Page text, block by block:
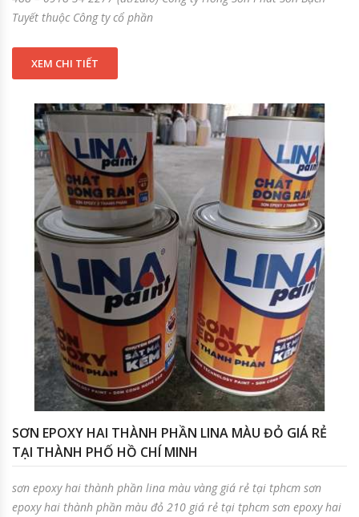
Tuyết thuộc Công ty cổ phần
XEM CHI TIẾT
SƠN EPOXY HAI THÀNH PHẦN LINA MÀU ĐỎ GIÁ RẺ
TẠI THÀNH PHỐ HỒ CHÍ MINH
sơn epoxy hai thành phần lina màu vàng giá rẻ tại tphcm sơn
epoxy hai thành phần màu đỏ 210 giá rẻ tại tphcm sơn epoxy hai